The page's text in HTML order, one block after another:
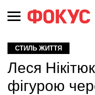
СТИЛЬ ЖИТТЯ
Леся
фігурою